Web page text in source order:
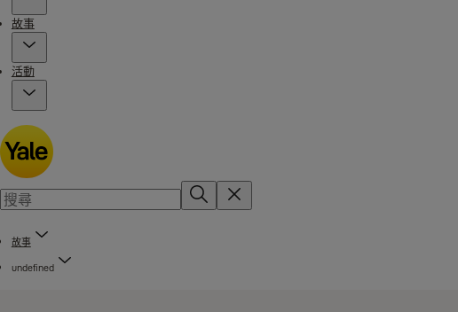
故事
活動
故事
undefined